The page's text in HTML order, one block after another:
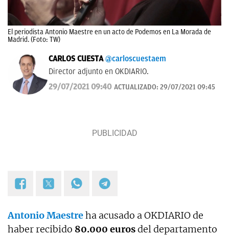
El periodista Antonio Maestre en un acto de Podemos en La Morada de
Madrid. (Foto: TW)
CARLOS CUESTA @carloscuestaem
Director adjunto en OKDIARIO.
29/07/2021 09:40 ACTUALIZADO: 29/07/2021 09:45
Antonio Maestreha acusado a OKDIARIO de
haber recibido 80.000 eurosdel departamento